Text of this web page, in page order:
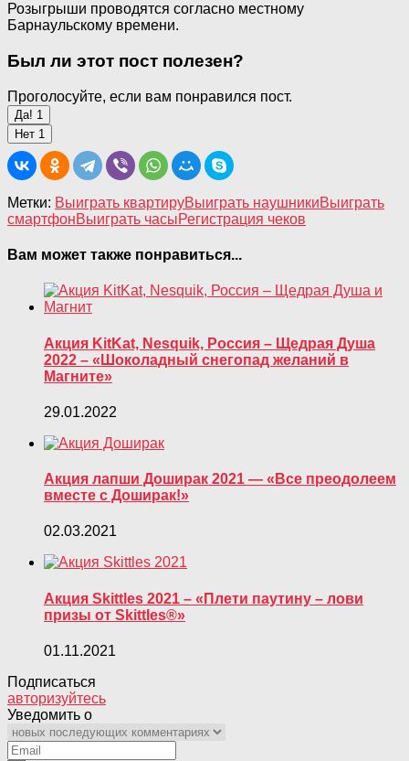
Розыгрыши проводятся согласно местному
Барнаульскому времени.
Был ли этот пост полезен?
Проголосуйте, если вам понравился пост.
Да! 1
Нет 1
Метки: Выиграть квартируВыиграть наушникиВыиграть
смартфонВыиграть часыРегистрация чеков
Вам может также понравиться...
Акция KitKat, Nesquik, Россия – Щедрая Душа
2022 – «Шоколадный снегопад желаний в
Магните»
29.01.2022
Акция лапши Доширак 2021 — «Все преодолеем
вместе с Доширак!»
02.03.2021
Акция Skittles 2021 – «Плети паутину – лови
призы от Skittles®»
01.11.2021
Подписаться
авторизуйтесь
Уведомить о